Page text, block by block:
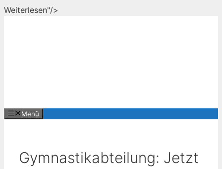
Weiterlesen"/>
Menü
Gymnastikabteilung: Jetzt